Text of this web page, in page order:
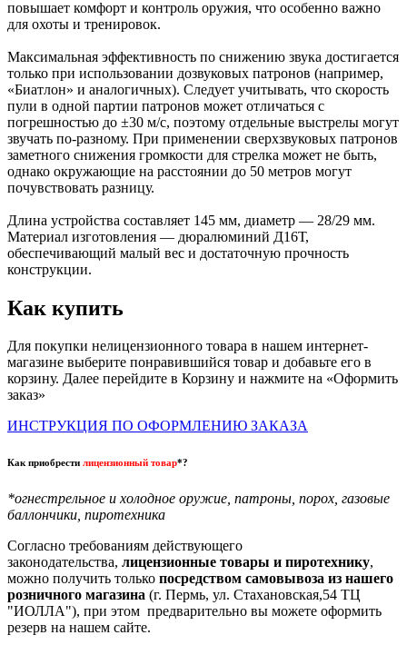
повышает комфорт и контроль оружия, что особенно важно
для охоты и тренировок.
Максимальная эффективность по снижению звука достигается
только при использовании дозвуковых патронов (например,
«Биатлон» и аналогичных). Следует учитывать, что скорость
пули в одной партии патронов может отличаться с
погрешностью до ±30 м/с, поэтому отдельные выстрелы могут
звучать по-разному. При применении сверхзвуковых патронов
заметного снижения громкости для стрелка может не быть,
однако окружающие на расстоянии до 50 метров могут
почувствовать разницу.
Длина устройства составляет 145 мм, диаметр — 28/29 мм.
Материал изготовления — дюралюминий Д16Т,
обеспечивающий малый вес и достаточную прочность
конструкции.
Как купить
Для покупки нелицензионного товара в нашем интернет-
магазине выберите понравившийся товар и добавьте его в
корзину. Далее перейдите в Корзину и нажмите на «Оформить
заказ»
ИНСТРУКЦИЯ ПО ОФОРМЛЕНИЮ ЗАКАЗА
Как приобрести лицензионный товар*?
*огнестрельное и холодное оружие, патроны, порох, газовые
баллончики, пиротехника
Согласно требованиям действующего
законодательства, лицензионные товары и пиротехнику,
можно получить только посредством самовывоза из нашего
розничного магазина (г. Пермь, ул. Стахановская,54 ТЦ
"ИОЛЛА"), при этом предварительно вы можете оформить
резерв на нашем сайте.